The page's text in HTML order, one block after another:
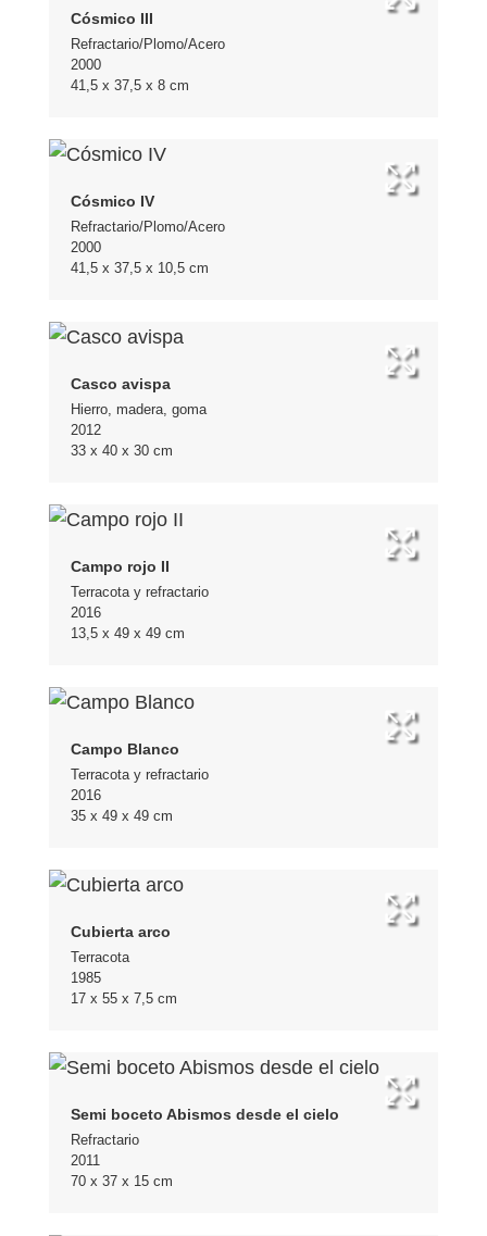
Cósmico III
Refractario/Plomo/Acero
2000
41,5 x 37,5 x 8 cm
Cósmico IV
Refractario/Plomo/Acero
2000
41,5 x 37,5 x 10,5 cm
Casco avispa
Hierro, madera, goma
2012
33 x 40 x 30 cm
Campo rojo II
Terracota y refractario
2016
13,5 x 49 x 49 cm
Campo Blanco
Terracota y refractario
2016
35 x 49 x 49 cm
Cubierta arco
Terracota
1985
17 x 55 x 7,5 cm
Semi boceto Abismos desde el cielo
Refractario
2011
70 x 37 x 15 cm